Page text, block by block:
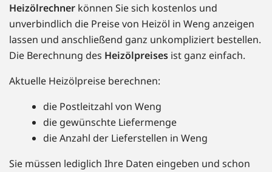
Heizölrechner können Sie sich kostenlos und
unverbindlich die Preise von Heizöl in Weng anzeigen
lassen und anschließend ganz unkompliziert bestellen.
Die Berechnung des Heizölpreises ist ganz einfach.
Aktuelle Heizölpreise berechnen:
die Postleitzahl von Weng
die gewünschte Liefermenge
die Anzahl der Lieferstellen in Weng
Sie müssen lediglich Ihre Daten eingeben und schon